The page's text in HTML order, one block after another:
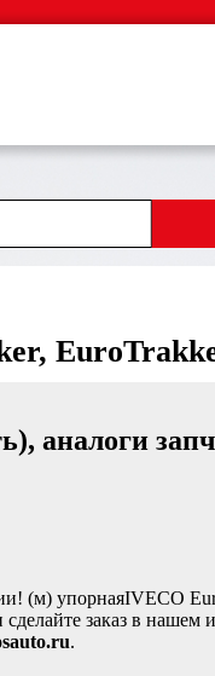
аналоги
(м) упорнаяIVECO
сделайте заказ в нашем
.